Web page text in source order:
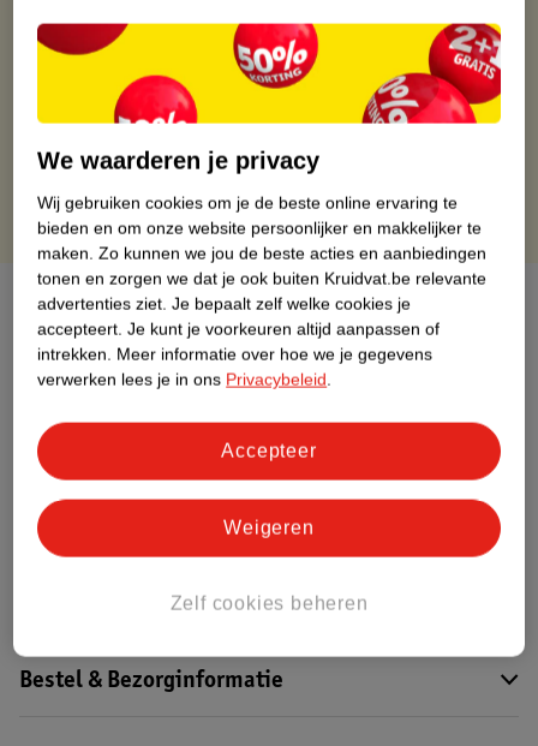
Gratis ophalen in de winkel
Op werkdagen voor 22:00 uur besteld, volgende dag in huis
Gratis thuisbezorgd vanaf 50.00
Gratis retourneren binnen 30 dagen
Over dit product
Productinformatie
Etiketinformatie
Nature Impact Score
Dit product heeft (nog) geen Nature
Impact Score.
Bestel & Bezorginformatie
We waarderen je privacy
Wij gebruiken cookies om je de beste online ervaring te
bieden en om onze website persoonlijker en makkelijker te
maken. Zo kunnen we jou de beste acties en aanbiedingen
tonen en zorgen we dat je ook buiten Kruidvat.be relevante
advertenties ziet. Je bepaalt zelf welke cookies je
accepteert. Je kunt je voorkeuren altijd aanpassen of
intrekken. Meer informatie over hoe we je gegevens
verwerken lees je in ons Privacybeleid.
Zelf cookies beheren
Weigeren
Accepteer